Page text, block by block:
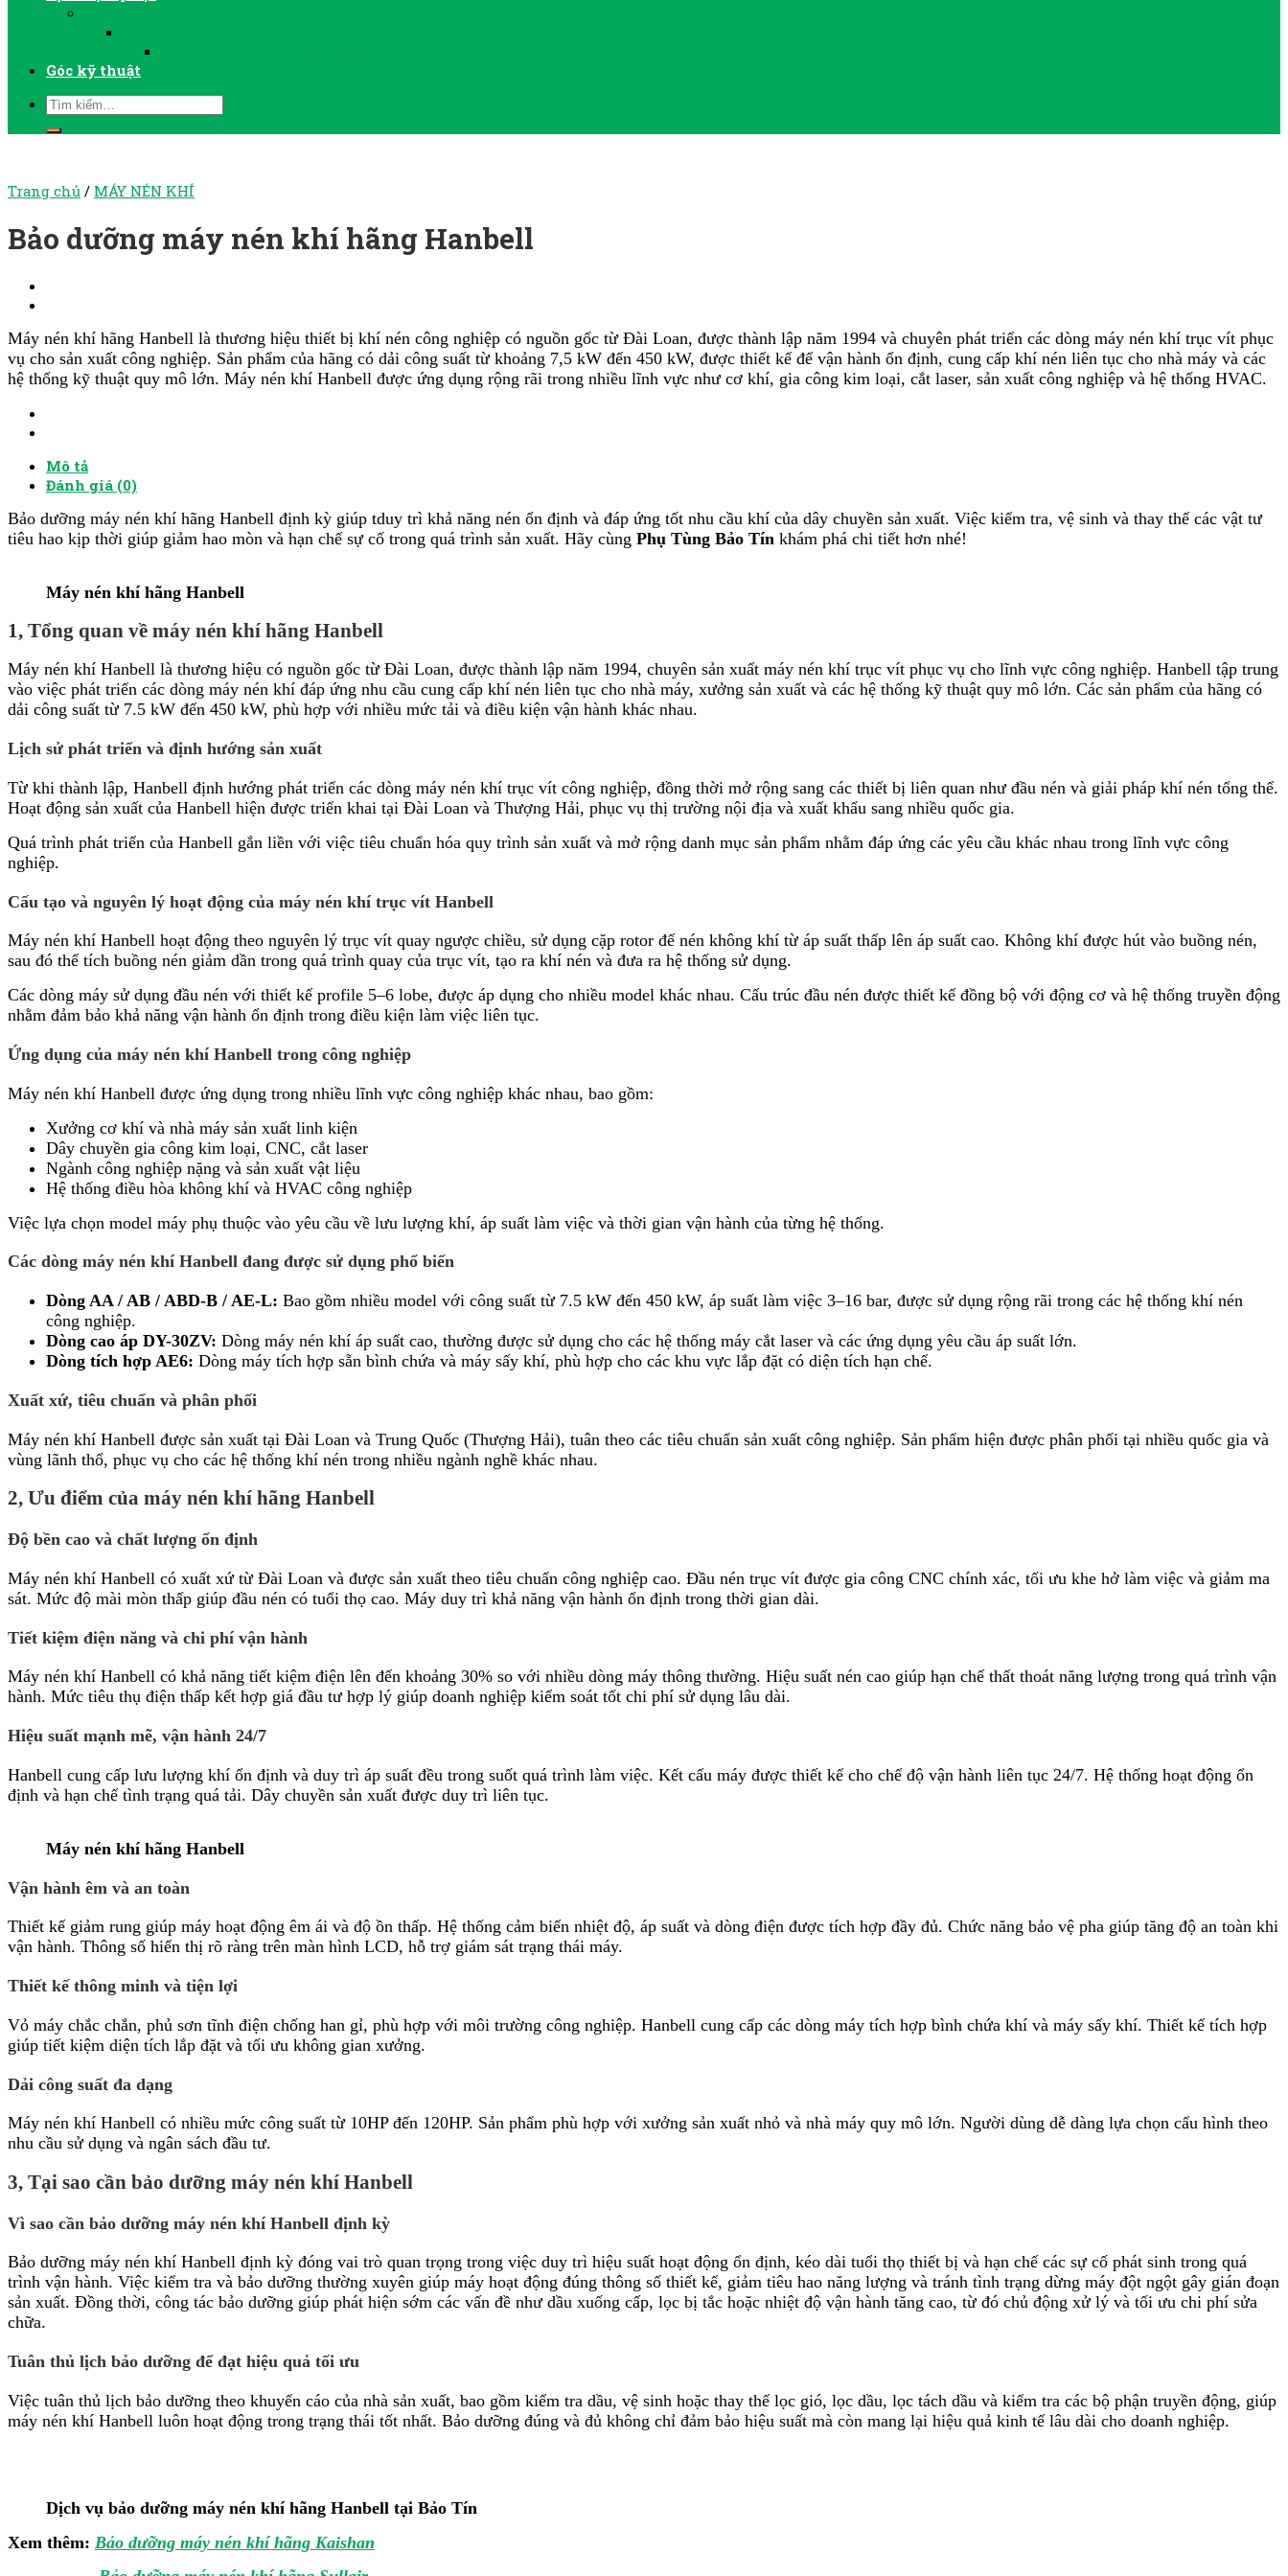
Góc kỹ thuật
Trang chủ / MÁY NÉN KHÍ
Bảo dưỡng máy nén khí hãng Hanbell
Máy nén khí hãng Hanbell là thương hiệu thiết bị khí nén công nghiệp có nguồn gốc từ Đài Loan, được thành lập năm 1994 và chuyên phát triển các dòng máy nén khí trục vít phục
vụ cho sản xuất công nghiệp. Sản phẩm của hãng có dải công suất từ khoảng 7,5 kW đến 450 kW, được thiết kế để vận hành ổn định, cung cấp khí nén liên tục cho nhà máy và các
hệ thống kỹ thuật quy mô lớn. Máy nén khí Hanbell được ứng dụng rộng rãi trong nhiều lĩnh vực như cơ khí, gia công kim loại, cắt laser, sản xuất công nghiệp và hệ thống HVAC.
Mô tả
Đánh giá (0)
Bảo dưỡng máy nén khí hãng Hanbell định kỳ giúp tduy trì khả năng nén ổn định và đáp ứng tốt nhu cầu khí của dây chuyền sản xuất. Việc kiểm tra, vệ sinh và thay thế các vật tư
tiêu hao kịp thời giúp giảm hao mòn và hạn chế sự cố trong quá trình sản xuất. Hãy cùng Phụ Tùng Bảo Tín khám phá chi tiết hơn nhé!
Máy nén khí hãng Hanbell
1, Tổng quan về máy nén khí hãng Hanbell
Máy nén khí Hanbell là thương hiệu có nguồn gốc từ Đài Loan, được thành lập năm 1994, chuyên sản xuất máy nén khí trục vít phục vụ cho lĩnh vực công nghiệp. Hanbell tập trung
vào việc phát triển các dòng máy nén khí đáp ứng nhu cầu cung cấp khí nén liên tục cho nhà máy, xưởng sản xuất và các hệ thống kỹ thuật quy mô lớn. Các sản phẩm của hãng có
dải công suất từ 7.5 kW đến 450 kW, phù hợp với nhiều mức tải và điều kiện vận hành khác nhau.
Lịch sử phát triển và định hướng sản xuất
Từ khi thành lập, Hanbell định hướng phát triển các dòng máy nén khí trục vít công nghiệp, đồng thời mở rộng sang các thiết bị liên quan như đầu nén và giải pháp khí nén tổng thể.
Hoạt động sản xuất của Hanbell hiện được triển khai tại Đài Loan và Thượng Hải, phục vụ thị trường nội địa và xuất khẩu sang nhiều quốc gia.
Quá trình phát triển của Hanbell gắn liền với việc tiêu chuẩn hóa quy trình sản xuất và mở rộng danh mục sản phẩm nhằm đáp ứng các yêu cầu khác nhau trong lĩnh vực công
nghiệp.
Cấu tạo và nguyên lý hoạt động của máy nén khí trục vít Hanbell
Máy nén khí Hanbell hoạt động theo nguyên lý trục vít quay ngược chiều, sử dụng cặp rotor để nén không khí từ áp suất thấp lên áp suất cao. Không khí được hút vào buồng nén,
sau đó thể tích buồng nén giảm dần trong quá trình quay của trục vít, tạo ra khí nén và đưa ra hệ thống sử dụng.
Các dòng máy sử dụng đầu nén với thiết kế profile 5–6 lobe, được áp dụng cho nhiều model khác nhau. Cấu trúc đầu nén được thiết kế đồng bộ với động cơ và hệ thống truyền động
nhằm đảm bảo khả năng vận hành ổn định trong điều kiện làm việc liên tục.
Ứng dụng của máy nén khí Hanbell trong công nghiệp
Máy nén khí Hanbell được ứng dụng trong nhiều lĩnh vực công nghiệp khác nhau, bao gồm:
Xưởng cơ khí và nhà máy sản xuất linh kiện
Dây chuyền gia công kim loại, CNC, cắt laser
Ngành công nghiệp nặng và sản xuất vật liệu
Hệ thống điều hòa không khí và HVAC công nghiệp
Việc lựa chọn model máy phụ thuộc vào yêu cầu về lưu lượng khí, áp suất làm việc và thời gian vận hành của từng hệ thống.
Các dòng máy nén khí Hanbell đang được sử dụng phổ biến
Dòng AA / AB / ABD-B / AE-L: Bao gồm nhiều model với công suất từ 7.5 kW đến 450 kW, áp suất làm việc 3–16 bar, được sử dụng rộng rãi trong các hệ thống khí nén
công nghiệp.
Dòng cao áp DY-30ZV: Dòng máy nén khí áp suất cao, thường được sử dụng cho các hệ thống máy cắt laser và các ứng dụng yêu cầu áp suất lớn.
Dòng tích hợp AE6: Dòng máy tích hợp sẵn bình chứa và máy sấy khí, phù hợp cho các khu vực lắp đặt có diện tích hạn chế.
Xuất xứ, tiêu chuẩn và phân phối
Máy nén khí Hanbell được sản xuất tại Đài Loan và Trung Quốc (Thượng Hải), tuân theo các tiêu chuẩn sản xuất công nghiệp. Sản phẩm hiện được phân phối tại nhiều quốc gia và
vùng lãnh thổ, phục vụ cho các hệ thống khí nén trong nhiều ngành nghề khác nhau.
2, Ưu điểm của máy nén khí hãng Hanbell
Độ bền cao và chất lượng ổn định
Máy nén khí Hanbell có xuất xứ từ Đài Loan và được sản xuất theo tiêu chuẩn công nghiệp cao. Đầu nén trục vít được gia công CNC chính xác, tối ưu khe hở làm việc và giảm ma
sát. Mức độ mài mòn thấp giúp đầu nén có tuổi thọ cao. Máy duy trì khả năng vận hành ổn định trong thời gian dài.
Tiết kiệm điện năng và chi phí vận hành
Máy nén khí Hanbell có khả năng tiết kiệm điện lên đến khoảng 30% so với nhiều dòng máy thông thường. Hiệu suất nén cao giúp hạn chế thất thoát năng lượng trong quá trình vận
hành. Mức tiêu thụ điện thấp kết hợp giá đầu tư hợp lý giúp doanh nghiệp kiểm soát tốt chi phí sử dụng lâu dài.
Hiệu suất mạnh mẽ, vận hành 24/7
Hanbell cung cấp lưu lượng khí ổn định và duy trì áp suất đều trong suốt quá trình làm việc. Kết cấu máy được thiết kế cho chế độ vận hành liên tục 24/7. Hệ thống hoạt động ổn
định và hạn chế tình trạng quá tải. Dây chuyền sản xuất được duy trì liên tục.
Máy nén khí hãng Hanbell
Vận hành êm và an toàn
Thiết kế giảm rung giúp máy hoạt động êm ái và độ ồn thấp. Hệ thống cảm biến nhiệt độ, áp suất và dòng điện được tích hợp đầy đủ. Chức năng bảo vệ pha giúp tăng độ an toàn khi
vận hành. Thông số hiển thị rõ ràng trên màn hình LCD, hỗ trợ giám sát trạng thái máy.
Thiết kế thông minh và tiện lợi
Vỏ máy chắc chắn, phủ sơn tĩnh điện chống han gỉ, phù hợp với môi trường công nghiệp. Hanbell cung cấp các dòng máy tích hợp bình chứa khí và máy sấy khí. Thiết kế tích hợp
giúp tiết kiệm diện tích lắp đặt và tối ưu không gian xưởng.
Dải công suất đa dạng
Máy nén khí Hanbell có nhiều mức công suất từ 10HP đến 120HP. Sản phẩm phù hợp với xưởng sản xuất nhỏ và nhà máy quy mô lớn. Người dùng dễ dàng lựa chọn cấu hình theo
nhu cầu sử dụng và ngân sách đầu tư.
3, Tại sao cần bảo dưỡng máy nén khí Hanbell
Vì sao cần bảo dưỡng máy nén khí Hanbell định kỳ
Bảo dưỡng máy nén khí Hanbell định kỳ đóng vai trò quan trọng trong việc duy trì hiệu suất hoạt động ổn định, kéo dài tuổi thọ thiết bị và hạn chế các sự cố phát sinh trong quá
trình vận hành. Việc kiểm tra và bảo dưỡng thường xuyên giúp máy hoạt động đúng thông số thiết kế, giảm tiêu hao năng lượng và tránh tình trạng dừng máy đột ngột gây gián đoạn
sản xuất. Đồng thời, công tác bảo dưỡng giúp phát hiện sớm các vấn đề như dầu xuống cấp, lọc bị tắc hoặc nhiệt độ vận hành tăng cao, từ đó chủ động xử lý và tối ưu chi phí sửa
chữa.
Tuân thủ lịch bảo dưỡng để đạt hiệu quả tối ưu
Việc tuân thủ lịch bảo dưỡng theo khuyến cáo của nhà sản xuất, bao gồm kiểm tra dầu, vệ sinh hoặc thay thế lọc gió, lọc dầu, lọc tách dầu và kiểm tra các bộ phận truyền động, giúp
máy nén khí Hanbell luôn hoạt động trong trạng thái tốt nhất. Bảo dưỡng đúng và đủ không chỉ đảm bảo hiệu suất mà còn mang lại hiệu quả kinh tế lâu dài cho doanh nghiệp.
Dịch vụ bảo dưỡng máy nén khí hãng Hanbell tại Bảo Tín
Xem thêm: Bảo dưỡng máy nén khí hãng Kaishan